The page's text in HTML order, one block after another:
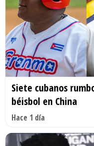
Siete cubanos
béisbol en China
Hace 1 día